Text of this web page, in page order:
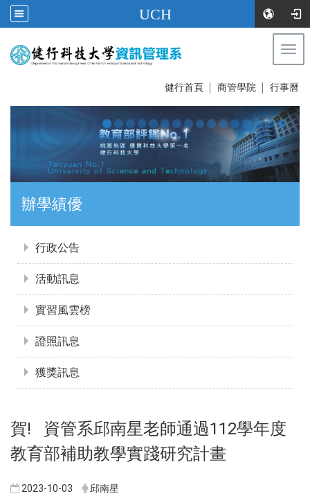
UCH
健行首頁 商管學院 行事曆
證照達人
行政公告
活動訊息
實習風雲榜
證照訊息
獲獎訊息
賀! 資管系邱南星老師通過112學年度
教育部補助教學實踐研究計畫
2023-10-03 邱南星